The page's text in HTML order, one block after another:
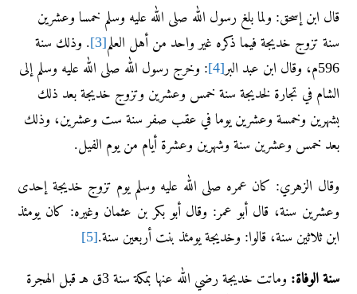
قال ابن إسحق: ولما بلغ رسول الله صلى الله عليه وسلم خمسا وعشرين
سنة تزوج خديجة فيما ذكره غير واحد من أهل العلم [3]
. وذلك سنة
596م، وقال ابن عبد البر
[4]
: وخرج رسول الله صلى الله عليه وسلم إلى
الشام في تجارة لخديجة سنة خمس وعشرين وتزوج خديجة بعد ذلك
بشهرين وخمسة وعشرين يوما في عقب صفر سنة ست وعشرين، وذلك
بعد خمس وعشرين سنة وشهرين وعشرة أيام من يوم الفيل.
وقال الزهري: كان عمره صلى الله عليه وسلم يوم تزوج خديجة إحدى
وعشرين سنة، قال أبو عمر: وقال أبو بكر بن عثمان وغيره: كان يومئذ
ابن ثلاثين سنة، قالوا: وخديجة يومئذ بنت أربعين سنة.[5]
سنة الوفاة:
وماتت خديجة رضي الله عنها بمكة سنة 3ق هـ قبل الهجرة